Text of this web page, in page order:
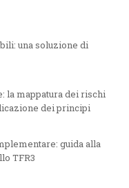
una soluzione di
la mappatura dei rischi
dei principi
guida alla
TFR3